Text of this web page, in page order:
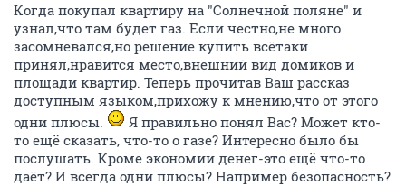
Когда покупал квартиру на "Солнечной поляне" и
узнал,что там будет газ. Если честно,не много
засомневался,но решение купить всётаки
принял,нравится место,внешний вид домиков и
площади квартир. Теперь прочитав Ваш рассказ
доступным языком,прихожу к мнению,что от этого
одни плюсы.
Я правильно понял Вас? Может кто-
то ещё сказать, что-то о газе? Интересно было бы
послушать. Кроме экономии денег-это ещё что-то
даёт? И всегда одни плюсы? Например безопасность?